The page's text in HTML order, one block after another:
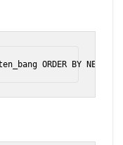
ORDER BY